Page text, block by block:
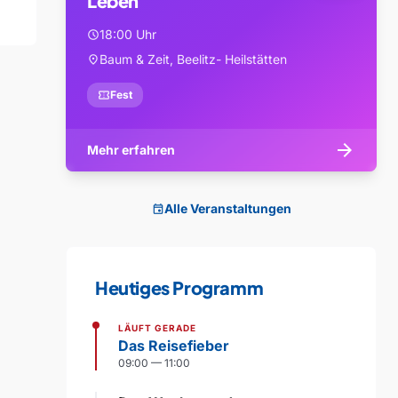
schedule18:00 Uhr
location_onBaum & Zeit, Beelitz- Heilstätten
confirmation_numberFest
Mehr erfahren arrow_forward
eventAlle Veranstaltungen
Heutiges Programm
LÄUFT GERADE
Das Reisefieber
09:00 — 11:00